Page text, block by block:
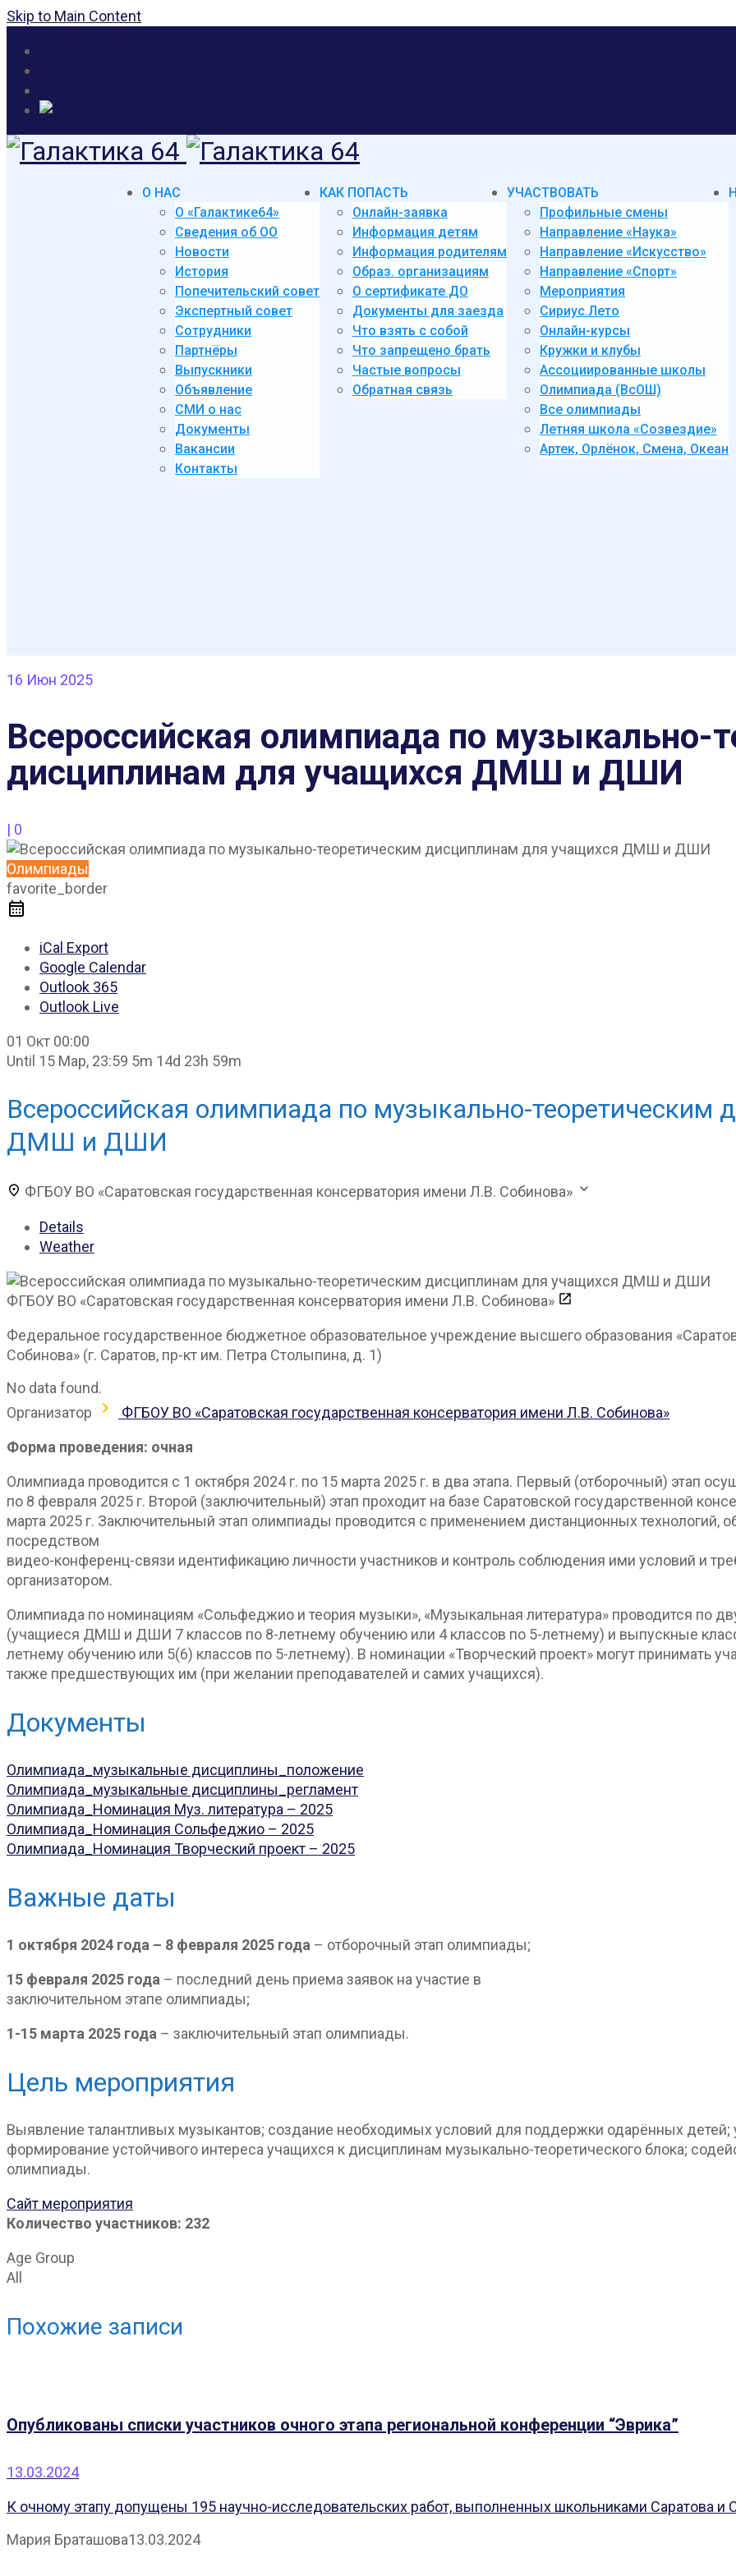
Skip to Main Content
О НАС
О «Галактике64»
Сведения об ОО
Новости
История
Попечительский совет
Экспертный совет
Сотрудники
Партнёры
Выпускники
Объявление
СМИ о нас
Документы
Вакансии
Контакты
КАК ПОПАСТЬ
Онлайн-заявка
Информация детям
Информация родителям
Образ. организациям
О сертификате ДО
Документы для заезда
Что взять с собой
Что запрещено брать
Частые вопросы
Обратная связь
УЧАСТВОВАТЬ
Профильные смены
Направление «Наука»
Направление «Искусство»
Направление «Спорт»
Мероприятия
Сириус.Лето
Онлайн-курсы
Кружки и клубы
Ассоциированные школы
Олимпиада (ВсОШ)
Все олимпиады
Летняя школа «Созвездие»
Артек, Орлёнок, Смена, Океан
16 Июн 2025
Всероссийская олимпиада по музыкально-
дисциплинам для учащихся ДМШ и ДШИ
| 0
Олимпиады
favorite_border
iCal Export
Google Calendar
Outlook 365
Outlook Live
01 Окт 00:00
Until 15 Мар, 23:59 5m 14d 23h 59m
Всероссийская олимпиада по музыкально-теоретическим
ДМШ и ДШИ
ФГБОУ ВО «Саратовская государственная консерватория имени Л.В. Собинова»
Details
Weather
ФГБОУ ВО «Саратовская государственная консерватория имени Л.В. Собинова»
Федеральное государственное бюджетное образовательное учреждение высшего образования
Собинова» (г. Саратов, пр-кт им. Петра Столыпина, д. 1)
No data found.
Организатор
ФГБОУ ВО «Саратовская государственная консерватория имени Л.В. Собинова»
Форма проведения: очная
Олимпиада проводится с 1 октября 2024 г. по 15 марта 2025 г. в два этапа. Первый (отборочный) этап
по 8 февраля 2025 г. Второй (заключительный) этап проходит на базе Саратовской государственной
марта 2025 г. Заключительный этап олимпиады проводится с применением дистанционных
посредством
видео-конференц-связи идентификацию личности участников и контроль соблюдения ими условий и
организатором.
Олимпиада по номинациям «Сольфеджио и теория музыки», «Музыкальная литература» проводится по
(учащиеся ДМШ и ДШИ 7 классов по 8-летнему обучению или 4 классов по 5-летнему) и выпускные
летнему обучению или 5(6) классов по 5-летнему). В номинации «Творческий проект» могут принимать
также предшествующих им (при желании преподавателей и самих учащихся).
Документы
Олимпиада_музыкальные дисциплины_положение
Олимпиада_музыкальные дисциплины_регламент
Олимпиада_Номинация Муз. литература – 2025
Олимпиада_Номинация Сольфеджио – 2025
Олимпиада_Номинация Творческий проект – 2025
Важные даты
1 октября 2024 года – 8 февраля 2025 года – отборочный этап олимпиады;
15 февраля 2025 года – последний день приема заявок на участие в
заключительном этапе олимпиады;
1-15 марта 2025 года – заключительный этап олимпиады.
Цель мероприятия
Выявление талантливых музыкантов; создание необходимых условий для поддержки одарённых
формирование устойчивого интереса учащихся к дисциплинам музыкально-теоретического блока;
олимпиады.
Сайт мероприятия
Количество участников: 232
Age Group
All
Похожие записи
Опубликованы списки участников очного этапа региональной конференции “Эврика”
13.03.2024
К очному этапу допущены 195 научно-исследовательских работ, выполненных школьниками Саратова и
Мария Браташова13.03.2024